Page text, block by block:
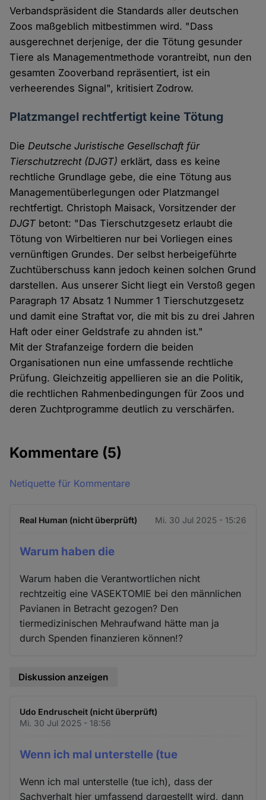
Verbandspräsident die Standards aller deutschen
Zoos maßgeblich mitbestimmen wird. "Dass
ausgerechnet derjenige, der die Tötung gesunder
Tiere als Managementmethode vorantreibt, nun den
gesamten Zooverband repräsentiert, ist ein
verheerendes Signal", kritisiert Zodrow.
Platzmangel rechtfertigt keine Tötung
DieDeutsche Juristische Gesellschaft für
Tierschutzrecht (DJGT) erklärt, dass es keine
rechtliche Grundlage gebe, die eine Tötung aus
Managementüberlegungen oder Platzmangel
rechtfertigt. Christoph Maisack, Vorsitzender der
DJGT betont: "Das Tierschutzgesetz erlaubt die
Tötung von Wirbeltieren nur bei Vorliegen eines
vernünftigen Grundes. Der selbst herbeigeführte
Zuchtüberschuss kann jedoch keinen solchen Grund
darstellen. Aus unserer Sicht liegt ein Verstoß gegen
Paragraph 17 Absatz 1 Nummer 1 Tierschutzgesetz
und damit eine Straftat vor, die mit bis zu drei Jahren
Haft oder einer Geldstrafe zu ahnden ist."
Mit der Strafanzeige fordern die beiden
Organisationen nun eine umfassende rechtliche
Prüfung. Gleichzeitig appellieren sie an die Politik,
die rechtlichen Rahmenbedingungen für Zoos und
deren Zuchtprogramme deutlich zu verschärfen.
Kommentare (5)
Netiquette für Kommentare
Real Human (nicht überprüft) Mi. 30 Jul 2025 - 15:26
Warum haben die
Warum haben die Verantwortlichen nicht
rechtzeitig eine VASEKTOMIE bei den männlichen
Pavianen in Betracht gezogen? Den
tiermedizinischen Mehraufwand hätte man ja
durch Spenden finanzieren können!?
Diskussion anzeigen
Udo Endruscheit (nicht überprüft)
Mi. 30 Jul 2025 - 18:56
Wenn ich mal unterstelle (tue
Wenn ich mal unterstelle (tue ich), dass der
Sachverhalt hier umfassend dargestellt wird, dann